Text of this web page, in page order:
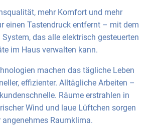
mehr Komfort und mehr
einen Tastendruck entfernt – mit dem
System, das alle elektrisch gesteuerten
im Haus verwalten kann.
machen das tägliche Leben
effizienter. Alltägliche Arbeiten –
Räume erstrahlen in
Wind und laue Lüftchen sorgen
angenehmes Raumklima.